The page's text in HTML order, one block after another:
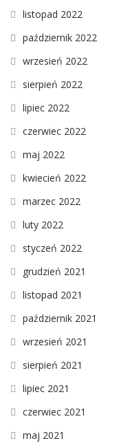
listopad 2022
październik 2022
wrzesień 2022
sierpień 2022
lipiec 2022
czerwiec 2022
maj 2022
kwiecień 2022
marzec 2022
luty 2022
styczeń 2022
grudzień 2021
listopad 2021
październik 2021
wrzesień 2021
sierpień 2021
lipiec 2021
czerwiec 2021
maj 2021